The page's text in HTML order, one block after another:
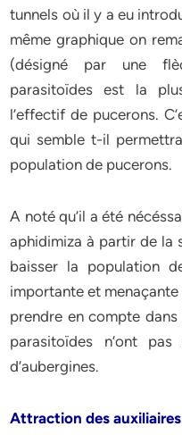
tunnels où il y a eu
même graphique on
(désigné par une
parasitoïdes est la
l’effectif de pucerons.
qui semble t-il
population de pucerons.
A noté qu’il a été
aphidimiza à partir de la
baisser la population
importante et
prendre en compte
parasitoïdes n’ont
d’aubergines.
Attraction des